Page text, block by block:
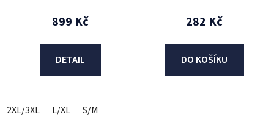
899 Kč
DETAIL
2XL/3XL L/XL S/M
282 Kč
DO KOŠÍKU